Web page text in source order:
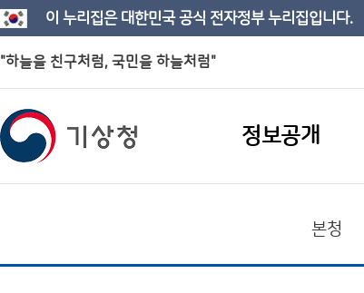
이 누리집은 대한민국 공식 전자정부 누리집입니다.
"하늘을 친구처럼, 국민을 하늘처럼"
정보공개
본청